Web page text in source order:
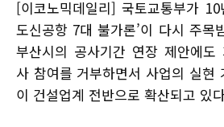
[이코노믹데일리] 국토교통부가
도신공항 7대 불가론’이 다시 주목
부산시의 공사기간 연장 제안에도
사 참여를 거부하면서 사업의 실현
이 건설업계 전반으로 확산되고 있